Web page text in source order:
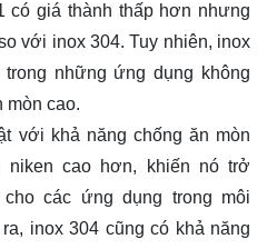
có giá thành thấp hơn nhưng
với inox 304. Tuy nhiên, inox
những ứng dụng không
mòn cao.
với khả năng chống ăn mòn
cao hơn, khiến nó trở
các ứng dụng trong môi
inox 304 cũng có khả năng